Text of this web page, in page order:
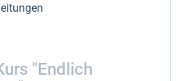
"Endlich